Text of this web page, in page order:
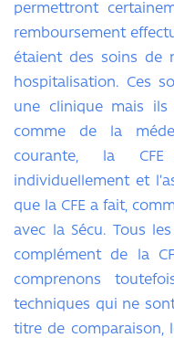
permettront
remboursement
étaient des soins de
hospitalisation. Ces
une clinique mais ils
comme de la
courante, la
individuellement et
que la CFE a fait,
avec la Sécu. Tous
complément de la
comprenons
techniques qui ne
titre de comparaison,